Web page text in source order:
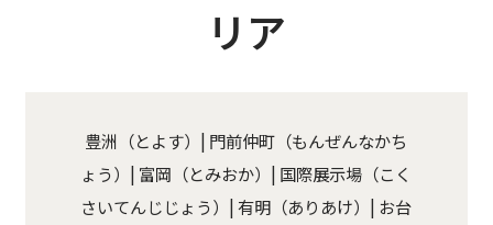
リア
豊洲（とよす）| 門前仲町（もんぜんなかち
ょう）| 富岡（とみおか）| 国際展示場（こく
さいてんじじょう）| 有明（ありあけ）| お台